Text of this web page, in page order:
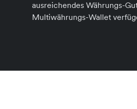
ausreichendes Währungs-
Multiwährungs-Wallet